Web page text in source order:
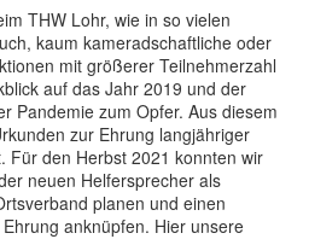
THW Lohr, wie in so vielen
kaum kameradschaftliche oder
mit größerer Teilnehmerzahl
auf das Jahr 2019 und der
Pandemie zum Opfer. Aus diesem
zur Ehrung langjähriger
Für den Herbst 2021 konnten wir
neuen Helfersprecher als
planen und einen
anknüpfen. Hier unsere